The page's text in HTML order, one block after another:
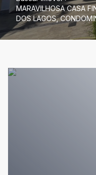
MARAVILHOSA CASA
DOS LAGOS,